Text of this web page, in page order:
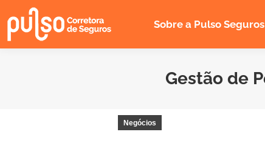
Sobre a Pulso Seguros
Gestão de
Negócios